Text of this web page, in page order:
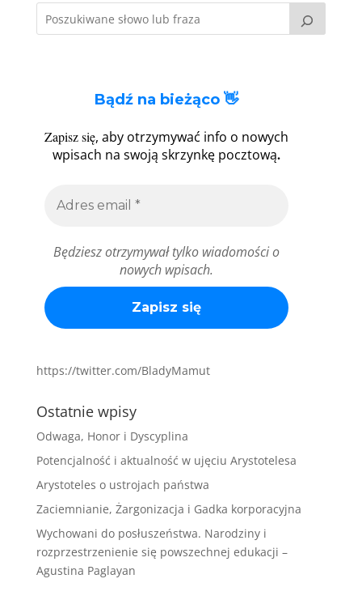
Bądź na bieżąco 👋
Zapisz się, aby otrzymywać info o nowych
wpisach na swoją skrzynkę pocztową.
Będziesz otrzymywał tylko wiadomości o
nowych wpisach.
https://twitter.com/BladyMamut
Ostatnie wpisy
Odwaga, Honor i Dyscyplina
Potencjalność i aktualność w ujęciu Arystotelesa
Arystoteles o ustrojach państwa
Zaciemnianie, Żargonizacja i Gadka korporacyjna
Wychowani do posłuszeństwa. Narodziny i
rozprzestrzenienie się powszechnej edukacji –
Agustina Paglayan